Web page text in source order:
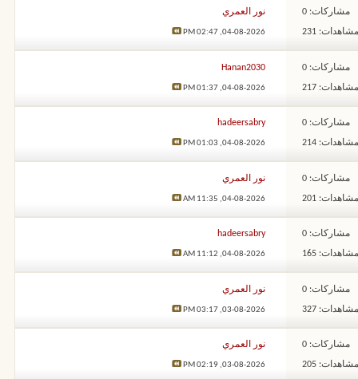
مشاركات: 0
231
نور العمري
04-08-2026,
02:47 PM
مشاركات: 0
217
Hanan2030
04-08-2026,
01:37 PM
مشاركات: 0
214
hadeersabry
04-08-2026,
01:03 PM
مشاركات: 0
201
نور العمري
04-08-2026,
11:35 AM
مشاركات: 0
165
hadeersabry
04-08-2026,
11:12 AM
مشاركات: 0
327
نور العمري
03-08-2026,
03:17 PM
مشاركات: 0
205
نور العمري
03-08-2026,
02:19 PM